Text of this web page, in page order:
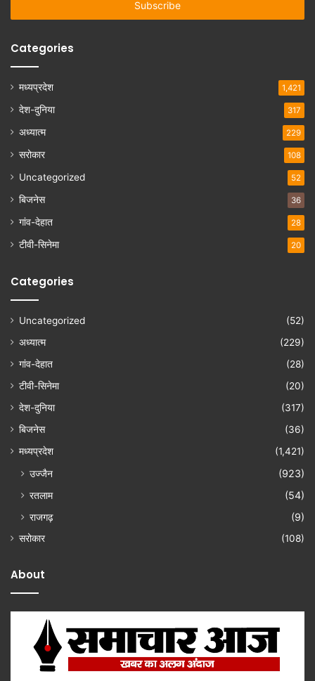
Categories
मध्यप्रदेश 1,421
देश-दुनिया 317
अध्यात्म 229
सरोकार 108
Uncategorized 52
बिजनेस 36
गांव-देहात 28
टीवी-सिनेमा 20
Categories
Uncategorized
(52)
अध्यात्म
(229)
गांव-देहात
(28)
टीवी-सिनेमा
(20)
देश-दुनिया
(317)
बिजनेस
(36)
मध्यप्रदेश
(1,421)
उज्जैन
(923)
रतलाम
(54)
राजगढ़
(9)
सरोकार (108)
About